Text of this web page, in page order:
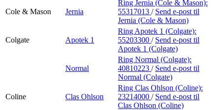
Cole & Mason Jernia
Ring Jernia (Cole & Mason):
55317013 / Send e-post til
Jernia (Cole & Mason)
Colgate Apotek 1
Ring Apotek 1 (Colgate):
55203300 / Send e-post til
Apotek 1 (Colgate)
Normal
Ring Normal (Colgate):
40810223 / Send e-post til
Normal (Colgate)
Coline Clas Ohlson
Ring Clas Ohlson (Coline):
23214000 / Send e-post til
Clas Ohlson (Coline)